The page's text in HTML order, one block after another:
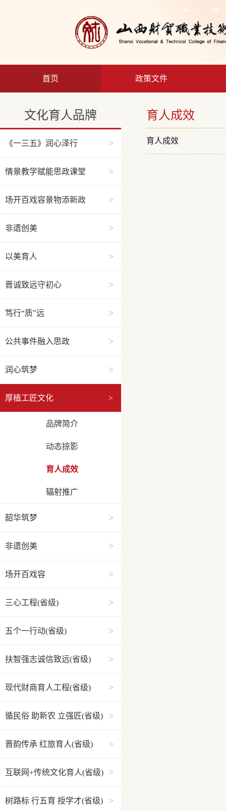
首页 政策文件
文化育人品牌
《一三五》润心泽行 >
情景教学赋能思政课堂 >
场开百戏容景物添新政 >
非遗创美 >
以美育人 >
晋诚致远守初心 >
笃行“质”远 >
公共事件融入思政 >
润心筑梦 >
厚植工匠文化 >
品牌简介
动态掠影
育人成效
辐射推广
韶华筑梦 >
非遗创美 >
场开百戏容 >
三心工程(省级) >
五个一行动(省级) >
扶智强志诚信致远(省级) >
现代财商育人工程(省级) >
循民俗 助新农 立强匠(省级) >
晋韵传承 红旅育人(省级) >
互联网+传统文化育人(省级) >
树路标 行五育 授学才(省级) >
育人成效
育人成效